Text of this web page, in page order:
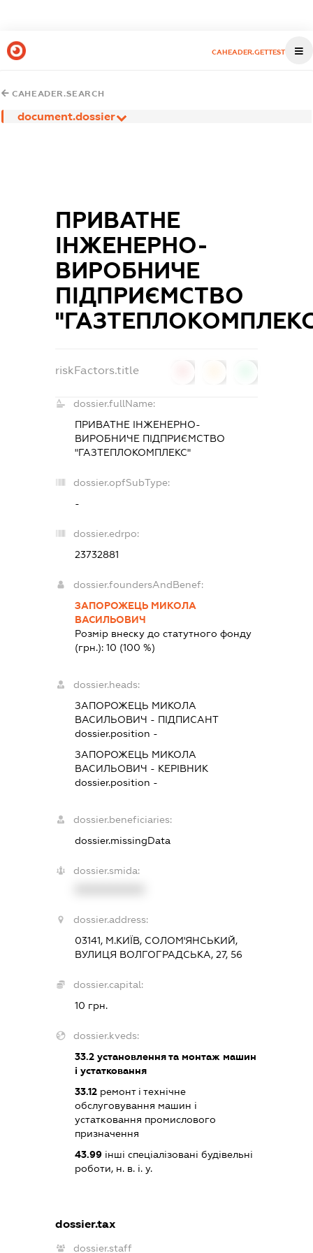
CAHEADER.GETTEST
CAHEADER.SEARCH
document.dossier
ПРИВАТНЕ
ІНЖЕНЕРНО-
ВИРОБНИЧЕ
ПІДПРИЄМСТВО
riskFactors.title
dossier.fullName:
ПРИВАТНЕ ІНЖЕНЕРНО-
ВИРОБНИЧЕ ПІДПРИЄМСТВО
"ГАЗТЕПЛОКОМПЛЕКС"
dossier.opfSubType:
-
dossier.edrpo:
23732881
dossier.foundersAndBenef:
ЗАПОРОЖЕЦЬ МИКОЛА
ВАСИЛЬОВИЧ
Розмір внеску до статутного фонду
(грн.):10 (100 %)
dossier.heads:
ЗАПОРОЖЕЦЬ МИКОЛА
ВАСИЛЬОВИЧ - ПІДПИСАНТ
dossier.position -
ЗАПОРОЖЕЦЬ МИКОЛА
ВАСИЛЬОВИЧ - КЕРІВНИК
dossier.position -
dossier.beneficiaries:
dossier.missingData
dossier.smida:
dossier.address:
03141, М.КИЇВ, СОЛОМ'ЯНСЬКИЙ,
ВУЛИЦЯ ВОЛГОГРАДСЬКА, 27, 56
dossier.capital:
10 грн.
dossier.kveds:
33.2 установлення та монтаж машин
і устатковання
33.12 ремонт і технічне
обслуговування машин і
устатковання промислового
призначення
43.99 інші спеціалізовані будівельні
роботи, н. в. і. у.
dossier.tax
dossier.staff